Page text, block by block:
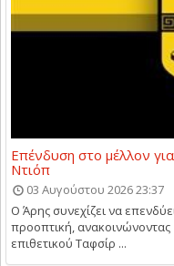
Επένδυση στο μέλλον
Ντιόπ
03 Αυγούστου 2026 23:37
Ο Άρης συνεχίζει να
προοπτική,
επιθετικού Ταφσίρ ...